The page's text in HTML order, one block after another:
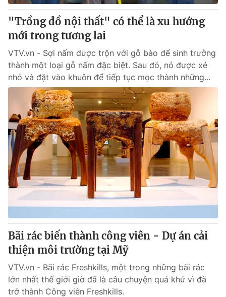
"Trồng đồ nội thất" có thể là xu hướng
mới trong tương lai
VTV.vn - Sợi nấm được trộn với gỗ bào để sinh trưởng
thành một loại gỗ nấm đặc biệt. Sau đó, nó được xé
nhỏ và đặt vào khuôn để tiếp tục mọc thành những...
Bãi rác biến thành công viên - Dự án cải
thiện môi trường tại Mỹ
VTV.vn - Bãi rác Freshkills, một trong những bãi rác
lớn nhất thế giới giờ đã là câu chuyện quá khứ vì đã
trở thành Công viên Freshkills.